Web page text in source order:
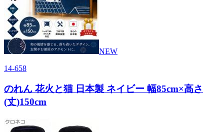
NEW
14-658
のれん 花火と猫 日本製 ネイビー 幅85cm×高さ
(丈)150cm